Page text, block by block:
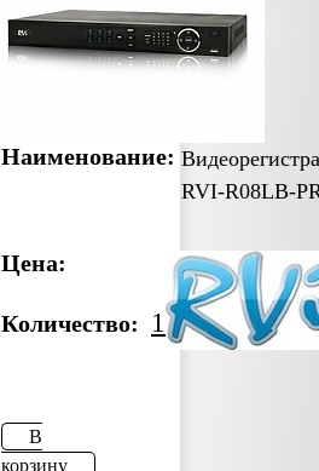
Наименование:
RVI-R08LB-
Цена:
Количество: 1
В
корзину